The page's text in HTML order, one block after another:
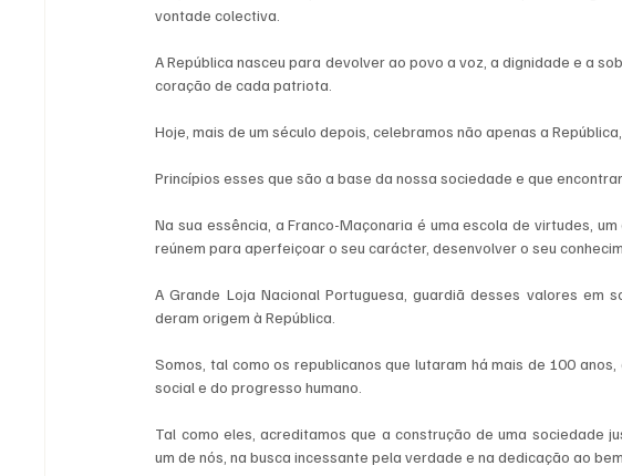
vontade colectiva.
A República nasceu para devolver ao povo a voz, a dignidade e a
coração de cada patriota.
Hoje, mais de um século depois, celebramos não apenas a
Princípios esses que são a base da nossa sociedade e que
Na sua essência, a Franco-Maçonaria é uma escola de virtudes,
reúnem para aperfeiçoar o seu carácter, desenvolver o seu
A Grande Loja Nacional Portuguesa, guardiã desses valores em
deram origem à República.
Somos, tal como os republicanos que lutaram há mais de 100
social e do progresso humano.
Tal como eles, acreditamos que a construção de uma sociedade
um de nós, na busca incessante pela verdade e na dedicação ao